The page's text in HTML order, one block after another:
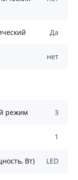
Да
нет
режим 3
1
Вт) LED